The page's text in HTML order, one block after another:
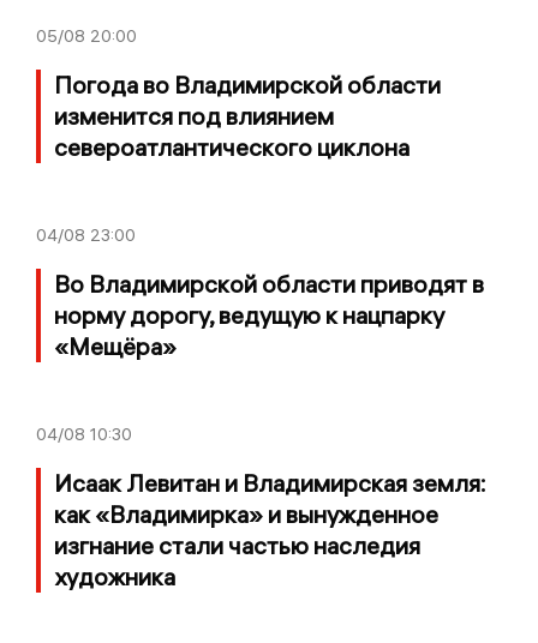
05/08 20:00
Погода во Владимирской области
изменится под влиянием
североатлантического циклона
04/08 23:00
Во Владимирской области приводят в
норму дорогу, ведущую к нацпарку
«Мещёра»
04/08 10:30
Исаак Левитан и Владимирская земля:
как «Владимирка» и вынужденное
изгнание стали частью наследия
художника